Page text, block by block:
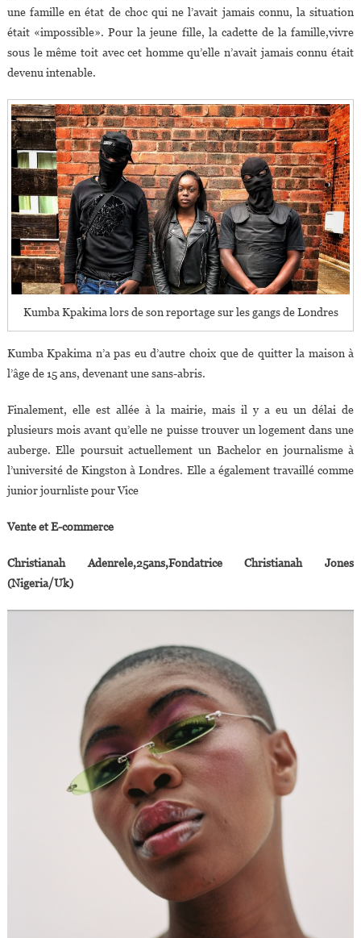
une famille en état de choc qui ne l’avait jamais connu, la situation
était «impossible». Pour la jeune fille, la cadette de la famille,vivre
sous le même toit avec cet homme qu’elle n’avait jamais connu était
devenu intenable.
Kumba Kpakima lors de son reportage sur les gangs de Londres
Kumba Kpakima n’a pas eu d’autre choix que de quitter la maison à
l’âge de 15 ans, devenant une sans-abris.
Finalement, elle est allée à la mairie, mais il y a eu un délai de
plusieurs mois avant qu’elle ne puisse trouver un logement dans une
auberge. Elle poursuit actuellement un Bachelor en journalisme à
l’université de Kingston à Londres. Elle a également travaillé comme
junior journliste pour Vice
Vente et E-commerce
Christianah Adenrele,25ans,Fondatrice Christianah Jones
(Nigeria/Uk)